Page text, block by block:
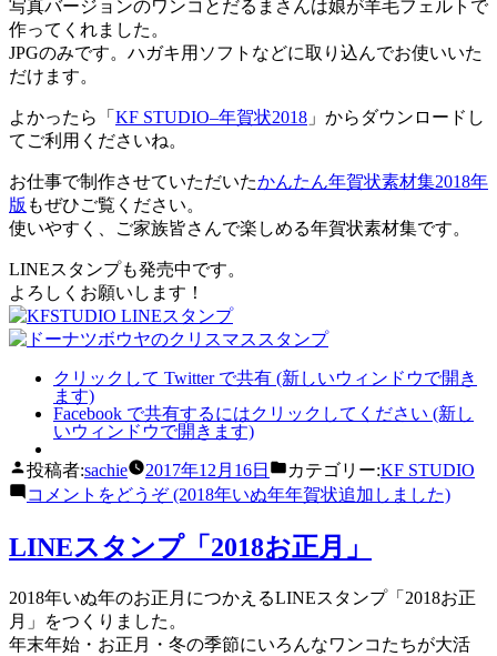
写真バージョンのワンコとだるまさんは娘が羊毛フェルトで
作ってくれました。
JPGのみです。ハガキ用ソフトなどに取り込んでお使いいた
だけます。
よかったら「 KF STUDIO–年賀状2018 」からダウンロードし
てご利用くださいね。
お仕事で制作させていただいたかんたん年賀状素材集2018年
版 もぜひご覧ください。
使いやすく、ご家族皆さんで楽しめる年賀状素材集です。
LINEスタンプも発売中です。
よろしくお願いします！
クリックして Twitter で共有 (新しいウィンドウで開き
ます)
Facebook で共有するにはクリックしてください (新し
いウィンドウで開きます)
投稿者:sachie 2017年12月16日 カテゴリー:KF STUDIO
コメントをどうぞ(2018年いぬ年年賀状追加しました)
LINEスタンプ「2018お正月」
2018年いぬ年のお正月につかえるLINEスタンプ「2018お正
月」をつくりました。
年末年始・お正月・冬の季節にいろんなワンコたちが大活